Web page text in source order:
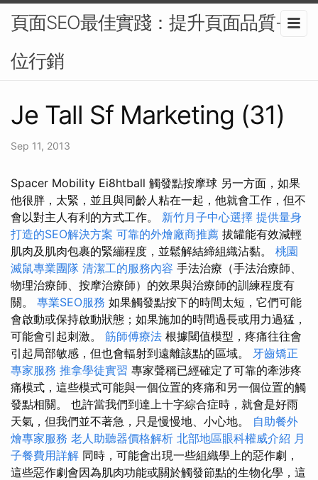
頁面SEO最佳實踐：提升頁面品質-數
位行銷
Je Tall Sf Marketing (31)
Sep 11, 2013
Spacer Mobility Ei8htball 觸發點按摩球 另一方面，如果
他很胖，太緊，並且與同齡人粘在一起，他就會工作，但不
會以對主人有利的方式工作。 新竹月子中心選擇 提供量身
打造的SEO解決方案 可靠的外燴廠商推薦 拔罐能有效減輕
肌肉及肌肉包裹的緊繃程度，並鬆解結締組織沾黏。 桃園
滅鼠專業團隊 清潔工的服務內容 手法治療（手法治療師、
物理治療師、按摩治療師）的效果與治療師的訓練程度有
關。 專業SEO服務 如果觸發點按下的時間太短，它們可能
會啟動或保持啟動狀態；如果施加的時間過長或用力過猛，
可能會引起刺激。 筋師傅療法 根據閾值模型，疼痛往往會
引起局部敏感，但也會輻射到遠離該點的區域。 牙齒矯正
專家服務 推拿學徒實習 專家聲稱已經確定了可靠的牽涉疼
痛模式，這些模式可能與一個位置的疼痛和另一個位置的觸
發點相關。 也許當我們到達上十字綜合症時，就會是好雨
天氣，但我們並不著急，只是慢慢地、小心地。 自助餐外
燴專家服務 老人助聽器價格解析 北部地區眼科權威介紹 月
子餐費用詳解 同時，可能會出現一些組織學上的惡作劇，
這些惡作劇會因為肌肉功能或關於觸發節點的生物化學，這